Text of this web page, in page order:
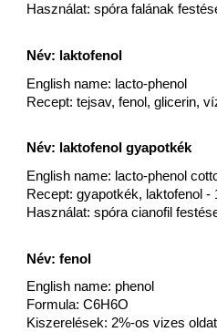
Használat: spóra falának
Név: laktofenol
English name: lacto-phenol
Recept: tejsav, fenol, glicerin,
Név: laktofenol gyapotkék
English name: lacto-phenol
Recept: gyapotkék, laktofenol -
Használat: spóra cianofil
Név: fenol
English name: phenol
Formula: C6H6O
Kiszerelések: 2%-os vizes oldat